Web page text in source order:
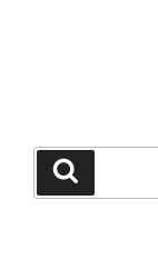
חיפוש